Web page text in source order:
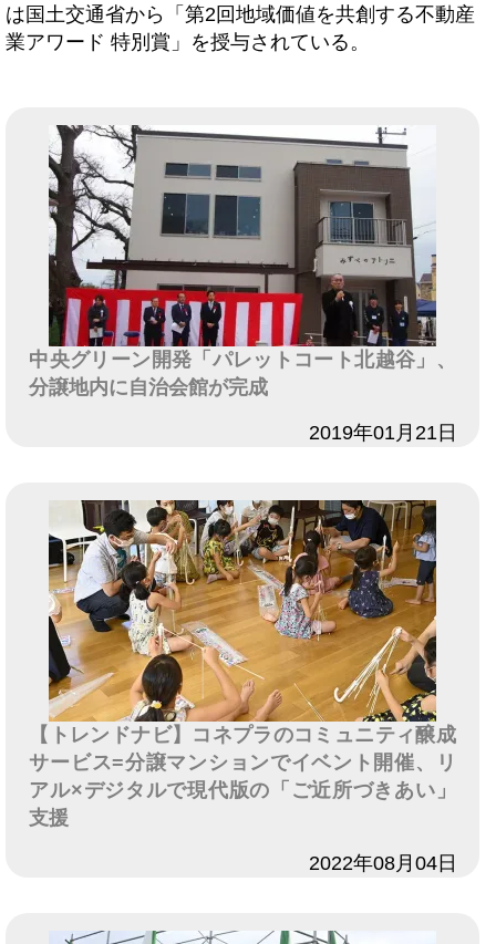
は国土交通省から「第2回地域価値を共創する不動産
業アワード 特別賞」を授与されている。
中央グリーン開発「パレットコート北越谷」、
分譲地内に自治会館が完成
2019年01月21日
【トレンドナビ】コネプラのコミュニティ醸成
サービス=分譲マンションでイベント開催、リ
アル×デジタルで現代版の「ご近所づきあい」
支援
2022年08月04日